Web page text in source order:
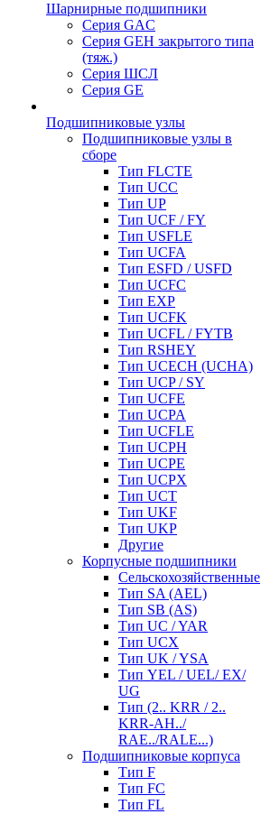
Шарнирные подшипники
Серия GAC
Серия GEH закрытого типа
(тяж.)
Серия ШСЛ
Серия GE
Подшипниковые узлы
Подшипниковые узлы в
сборе
Тип FLCTE
Тип UCC
Тип UP
Тип UCF / FY
Тип USFLE
Тип UCFA
Тип ESFD / USFD
Тип UCFC
Тип EXP
Тип UCFK
Тип UCFL / FYTB
Тип RSHEY
Тип UCECH (UCHA)
Тип UCP / SY
Тип UCFE
Тип UCPA
Тип UCFLE
Тип UCPH
Тип UCPE
Тип UCPX
Тип UCT
Тип UKF
Тип UKP
Другие
Корпусные подшипники
Сельскохозяйственные
Тип SA (AEL)
Тип SB (AS)
Тип UC / YAR
Тип UCX
Тип UK / YSA
Тип YEL / UEL/ EX/
UG
Тип (2.. KRR / 2..
KRR-AH../
RAE../RALE...)
Подшипниковые корпуса
Тип F
Тип FC
Тип FL